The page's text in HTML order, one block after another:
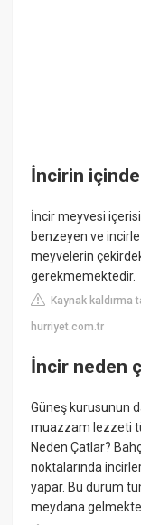
İncirin
İncir meyvesi
benzeyen ve
meyvelerin
gerekmemektedir.
Kaynak kaldırma
hurriyet.com.tr
İncir neden
Güneş kurusunun
muazzam lezzeti
Neden Çatlar?
noktalarında
yapar. Bu durum
meydana